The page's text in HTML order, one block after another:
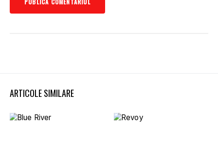
ARTICOLE SIMILARE